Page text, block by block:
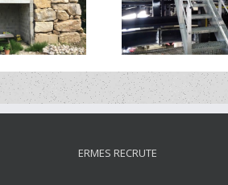
Escalier et garde-corps
ERMES RECRUTE